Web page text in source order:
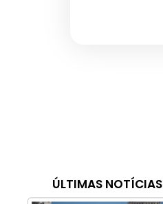
ÚLTIMAS NOTÍCIAS